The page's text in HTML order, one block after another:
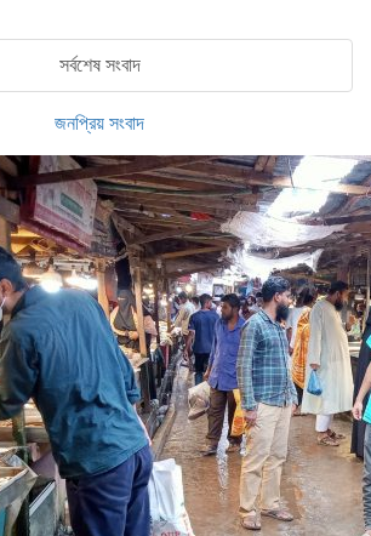
সর্বশেষ সংবাদ
জনপ্রিয় সংবাদ